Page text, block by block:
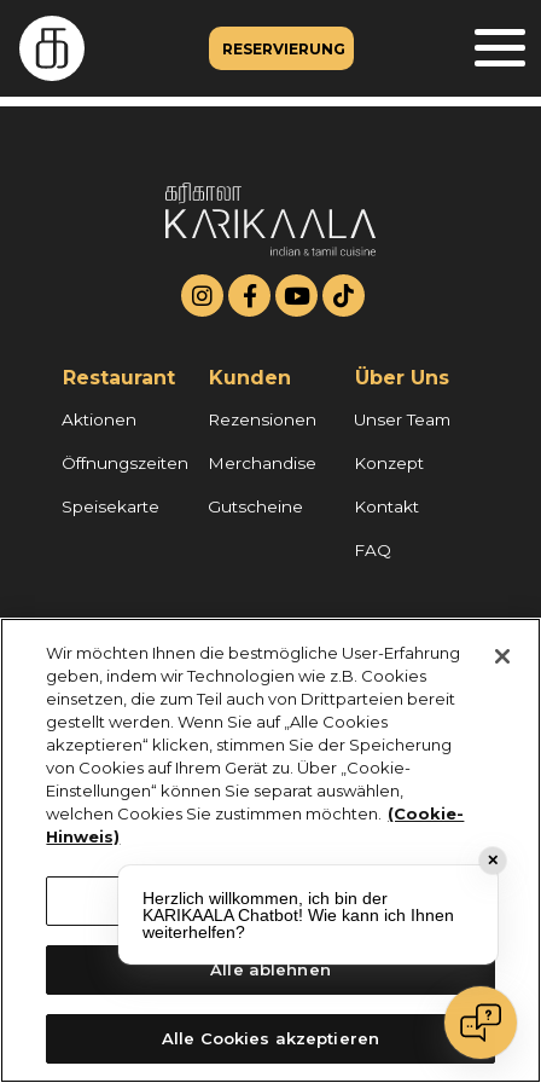
RESERVIERUNG
Restaurant
Aktionen
Öffnungszeiten
Speisekarte
Kunden
Rezensionen
Merchandise
Gutscheine
Über Uns
Unser Team
Konzept
Kontakt
FAQ
KARIKAALA ©2026 - Saily Food Service GmbH
Alle Rechte vorbehalten
Wir möchten Ihnen die bestmögliche User-Erfahrung
geben, indem wir Technologien wie z.B. Cookies
einsetzen, die zum Teil auch von Drittparteien bereit
gestellt werden. Wenn Sie auf „Alle Cookies
akzeptieren“ klicken, stimmen Sie der Speicherung
von Cookies auf Ihrem Gerät zu. Über „Cookie-
Einstellungen“ können Sie separat auswählen,
welchen Cookies Sie zustimmen möchten.
(Cookie-
Hinweis)
Cookie-Einstellungen
Alle ablehnen
Alle Cookies akzeptieren
✕
Herzlich willkommen, ich bin der
KARIKAALA Chatbot! Wie kann ich Ihnen
weiterhelfen?